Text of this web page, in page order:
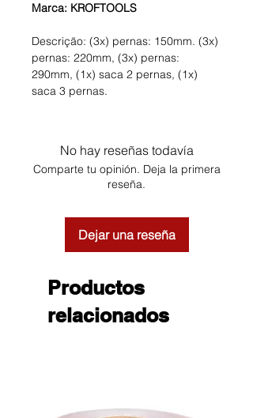
Marca: KROFTOOLS
Descrição: (3x) pernas: 150mm. (3x)
pernas: 220mm, (3x) pernas:
290mm, (1x) saca 2 pernas, (1x)
saca 3 pernas.
No hay reseñas todavía
Comparte tu opinión. Deja la primera
reseña.
Dejar una reseña
Productos
relacionados